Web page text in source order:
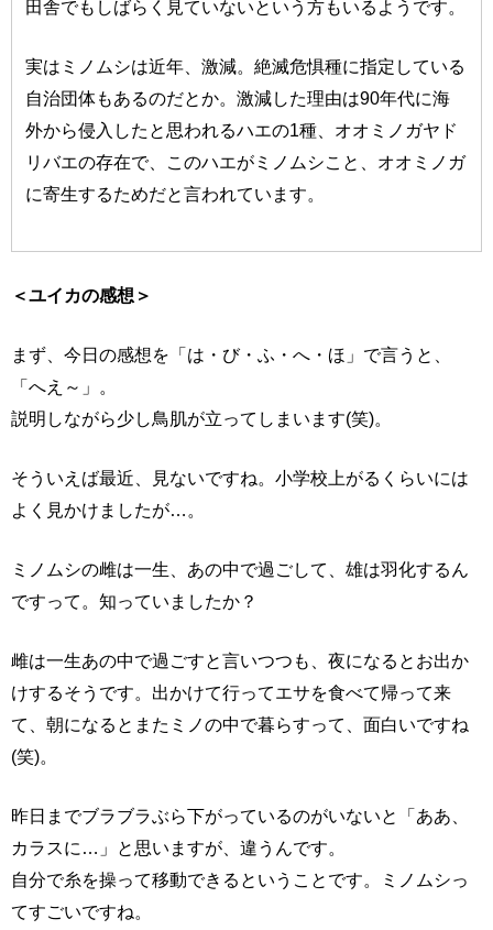
田舎でもしばらく見ていないという方もいるようです。
実はミノムシは近年、激減。絶滅危惧種に指定している
自治団体もあるのだとか。激減した理由は90年代に海
外から侵入したと思われるハエの1種、オオミノガヤド
リバエの存在で、このハエがミノムシこと、オオミノガ
に寄生するためだと言われています。
＜ユイカの感想＞
まず、今日の感想を「は・び・ふ・へ・ほ」で言うと、
「へえ～」。
説明しながら少し鳥肌が立ってしまいます(笑)。
そういえば最近、見ないですね。小学校上がるくらいには
よく見かけましたが…。
ミノムシの雌は一生、あの中で過ごして、雄は羽化するん
ですって。知っていましたか？
雌は一生あの中で過ごすと言いつつも、夜になるとお出か
けするそうです。出かけて行ってエサを食べて帰って来
て、朝になるとまたミノの中で暮らすって、面白いですね
(笑)。
昨日までブラブラぶら下がっているのがいないと「ああ、
カラスに…」と思いますが、違うんです。
自分で糸を操って移動できるということです。ミノムシっ
てすごいですね。